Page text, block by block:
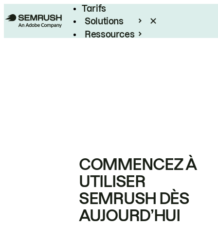
Tarifs
Solutions
Ressources
COMMENCEZ À
UTILISER
SEMRUSH DÈS
AUJOURD’HUI